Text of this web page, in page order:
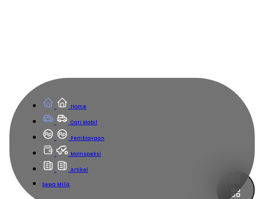
Home
Cari Mobil
Pembiayaan
MoInspeksi
Artikel
Sewa Milik